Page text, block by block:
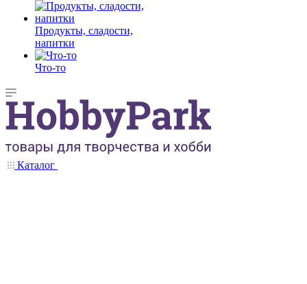
Продукты, сладости,
напитки
Что-то
Каталог